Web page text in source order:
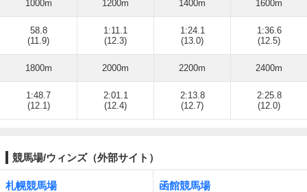
1000m 1200m 1400m 1600m
58.8
(11.9)
1:11.1
(12.3)
1:24.1
(13.0)
1:36.6
(12.5)
1800m 2000m 2200m 2400m
1:48.7
(12.1)
2:01.1
(12.4)
2:13.8
(12.7)
2:25.8
(12.0)
競馬場/ウィンズ（外部サイト）
札幌競馬場 函館競馬場